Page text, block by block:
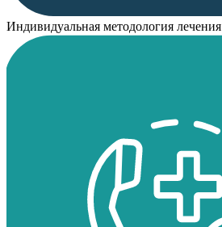
Индивидуальная методология лечения